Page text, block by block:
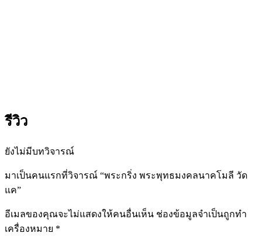
รีวิว
ยังไม่มีบทวิจารณ์
มาเป็นคนแรกที่วิจารณ์ “พระกริ่ง พระพุทธมงคลนาคโมลี วัด
แค”
อีเมลของคุณจะไม่แสดงให้คนอื่นเห็น ช่องข้อมูลจำเป็นถูกทำ
เครื่องหมาย *